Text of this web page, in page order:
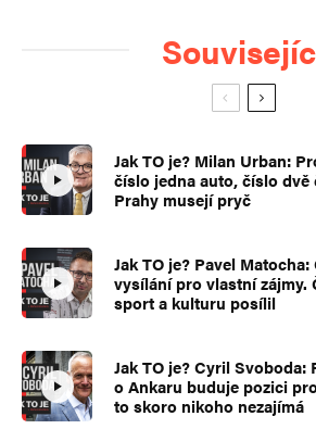
Jak TO je? Milan Urban:
číslo jedna auto, číslo dvě
Prahy musejí pryč
Jak TO je? Pavel Matocha:
vysílání pro vlastní zájmy.
sport a kulturu posílil
Jak TO je? Cyril Svoboda:
o Ankaru buduje pozici
to skoro nikoho nezajímá